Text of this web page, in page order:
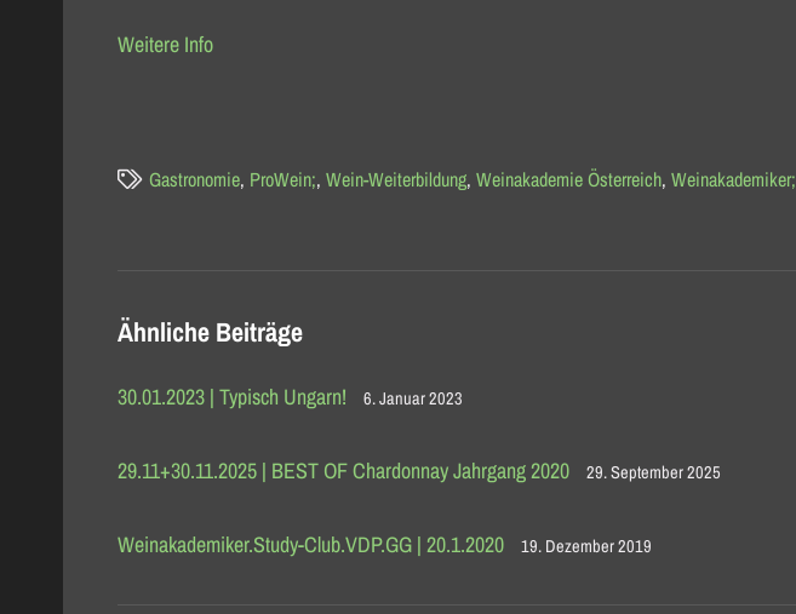
Weitere Info
Gastronomie, ProWein;,Wein-Weiterbildung,Weinakademie Österreich,Weinakademiker;
Ähnliche Beiträge
30.01.2023 | Typisch Ungarn! 6. Januar 2023
29.11+30.11.2025 | BEST OF Chardonnay Jahrgang 2020 29. September 2025
Weinakademiker.Study-Club.VDP.GG | 20.1.2020 19. Dezember 2019